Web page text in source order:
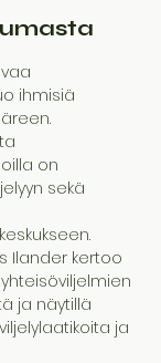
ihmisiä
on
sekä
Ilander kertoo
ja näytillä
ja